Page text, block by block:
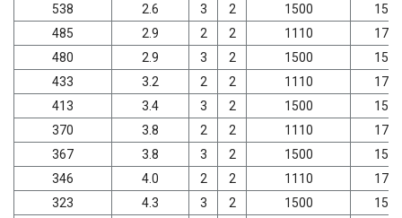
538
2.6 3 2 1500
485
2.9 2 2 1110
480
2.9 3 2 1500
433
3.2 2 2 1110
413
3.4 3 2 1500
370
3.8 2 2 1110
367
3.8 3 2 1500
346
4.0 2 2 1110
323
4.3 3 2 1500